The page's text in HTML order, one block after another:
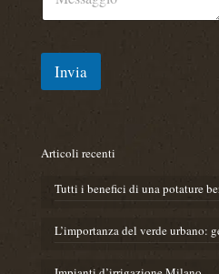
s
g
i
e
l
Invia
Articoli recenti
Tutti i benefici di una potature
L’importanza del verde urbano: